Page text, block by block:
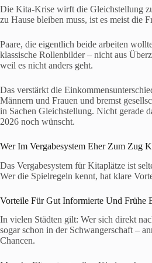
Die Kita-Krise wirft die Gleichstellung
zu Hause bleiben muss, ist es meist die
Paare, die eigentlich beide arbeiten
klassische Rollenbilder – nicht aus
weil es nicht anders geht.
Das verstärkt die
Männern und Frauen und bremst
in Sachen Gleichstellung. Nicht gerade
2026 noch wünscht.
Wer Im Vergabesystem Eher Zum Zug
Das Vergabesystem für Kitaplätze ist
Wer die Spielregeln kennt, hat klare
Vorteile Für Gut Informierte Und Frühe
In vielen Städten gilt: Wer sich direkt
sogar schon in der Schwangerschaft –
Chancen.